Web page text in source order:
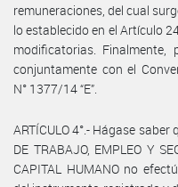
remuneraciones, del cual
lo establecido en el Artículo
modificatorias.
conjuntamente con el
N° 1377/14 “E”.
ARTÍCULO 4°.- Hágase saber
DE TRABAJO, EMPLEO Y
CAPITAL HUMANO no